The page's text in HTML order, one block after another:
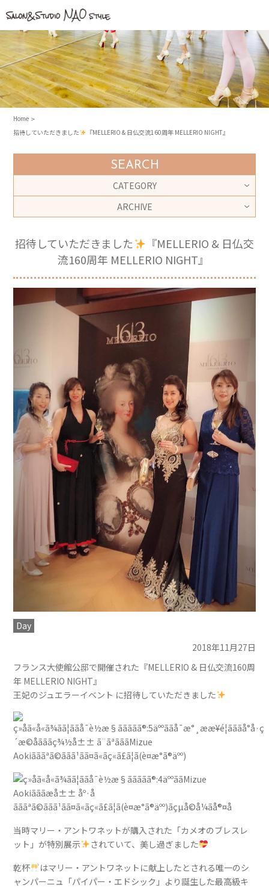
Home
招待していただきました
『MELLERIO & 日仏交流160周年 MELLERIO NIGHT』
SEARCH
CATEGORY
ARCHIVE
招待していただきました
『MELLERIO & 日仏交
流160周年 MELLERIO NIGHT』
Day
2018年11月27日
フランス大使館公邸で開催された『MELLERIO & 日仏交流160周
年 MELLERIO NIGHT』
王妃のジュエラーイベント に招待していただきました
当時マリー・アントワネットが購入された「カメオのブレスレ
ット」が特別展示
されていて、美し過ぎました
乾杯
はマリー・アントワネットに献上したとされる唯一のシ
ャンパーニュ「パイパー・エドシック」より誕生した最高級キ